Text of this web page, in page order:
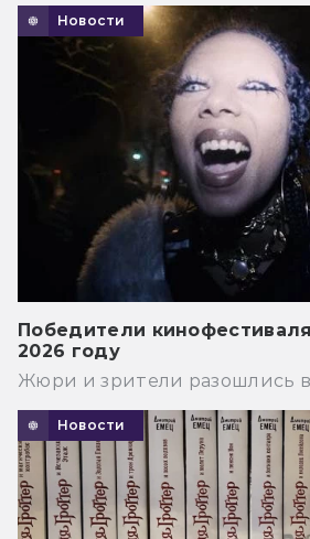
Новости
Победители
2026 году
Жюри и зрители разошлись
Новости